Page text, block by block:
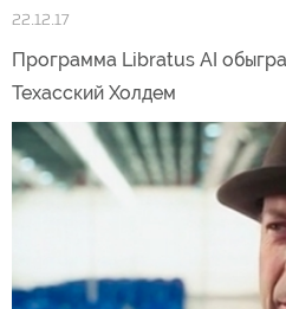
22.12.17
Программа Libratus AI
Техасский Холдем